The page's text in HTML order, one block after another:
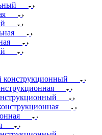
конструкционный